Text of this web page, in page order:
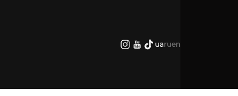
uaruen